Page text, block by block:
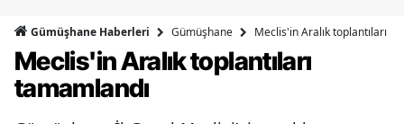
Bingöl
Gümüşhane Haberleri Gümüşhane Meclis'in Aralık toplantıları
Meclis'in Aralık toplantıları
tamamlandı